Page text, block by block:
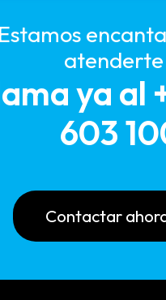
Estamos
atenderte
ya al
603
Contactar